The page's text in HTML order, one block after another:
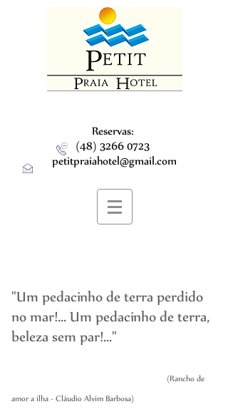
Reservas:
(48) 3266 0723
petitpraiahotel@gmail.com
"Um pedacinho de terra perdido
no mar!... Um pedacinho de terra,
beleza sem par!..."
(Rancho de
amor a ilha - Cláudio Alvim Barbosa)